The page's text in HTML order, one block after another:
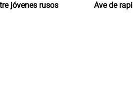
jóvenes rusos Ave de